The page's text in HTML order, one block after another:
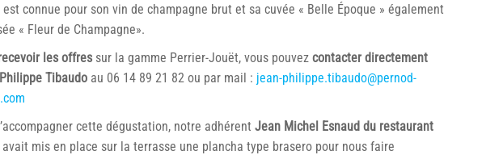
connue pour son vin de champagne brut et sa cuvée « Belle Époque » également
« Fleur de Champagne».
les offres sur la gamme Perrier-Jouët, vous pouvez contacter directement
Tibaudo au 06 14 89 21 82 ou par mail : jean-philippe.tibaudo@pernod-
cette dégustation, notre adhérent Jean Michel Esnaud du restaurant
avait mis en place sur la terrasse une plancha type brasero pour nous faire